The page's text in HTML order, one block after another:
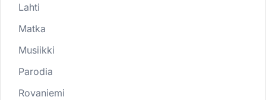
Lahti
Matka
Musiikki
Parodia
Rovaniemi